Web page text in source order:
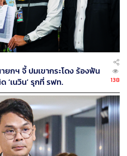
กฯ จี้ ปมเขากระโดง ร้องฟัน
เนวิน’ รุกที่ รฟท.
138